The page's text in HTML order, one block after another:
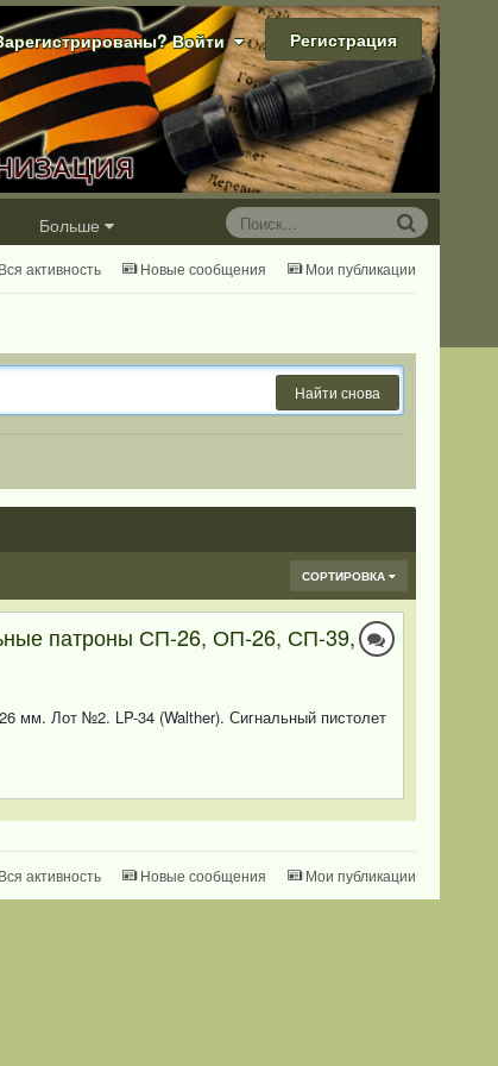
Войти Регистрация
Больше
Вся активность Новые сообщения Мои публикации
Найти снова
СОРТИРОВКА
патроны СП-26, ОП-26, СП-39,
мм. Лот №2. LP-34 (Walther). Сигнальный пистолет
Вся активность Новые сообщения Мои публикации